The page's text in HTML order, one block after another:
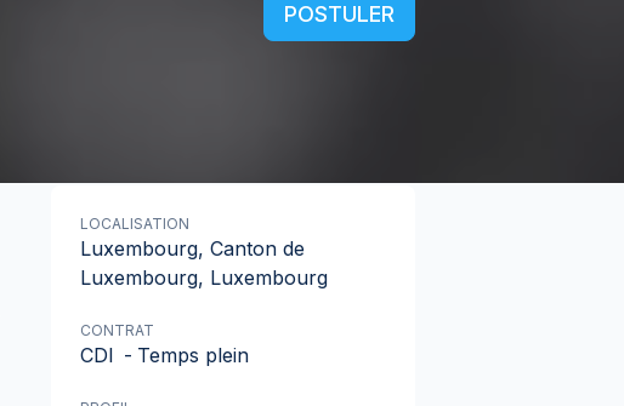
POSTULER
LOCALISATION
Luxembourg, Canton de
Luxembourg, Luxembourg
CONTRAT
CDI - Temps plein